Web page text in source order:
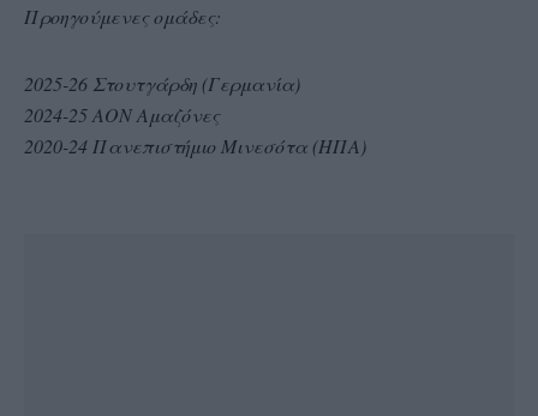
Προηγούμενες ομάδες:
2025-26 Στουτγάρδη (Γερμανία)
2024-25 ΑΟΝ Αμαζόνες
2020-24 Πανεπιστήμιο Μινεσότα (ΗΠΑ)